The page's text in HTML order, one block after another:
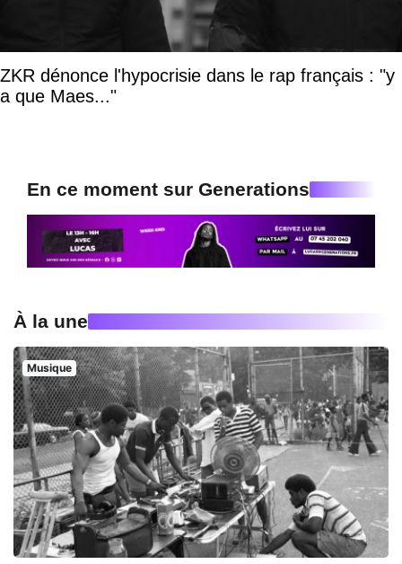
ZKR dénonce l'hypocrisie dans le rap français : "y
a que Maes..."
En ce moment sur Generations
À la une
Musique